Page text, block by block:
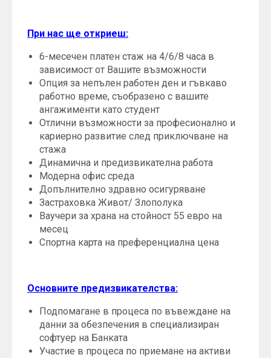
При нас ще откриеш:
6-месечен платен стаж на 4/6/8 часа в
зависимост от Вашите възможности
Опция за непълен работен ден и гъвкаво
работно време, съобразено с вашите
ангажименти като студент
Отлични възможности за професионално и
кариерно развитие след приключване на
стажа
Динамична и предизвикателна работа
Модерна офис среда
Допълнително здравно осигуряване
Застраховка Живот/ Злополука
Ваучери за храна на стойност 55 евро на
месец
Спортна карта на преференциална цена
Основните предизвикателства:
Подпомагане в процеса по въвеждане на
данни за обезпечения в специализиран
софтуер на Банката
Участие в процеса по приемане на активи